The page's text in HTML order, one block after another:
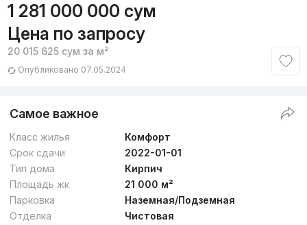
1 281 000 000 сум
Цена по запросу
20 015 625 сум за м²
Опубликовано 07.05.2024
Самое важное
Класс жилья
Комфорт
Срок сдачи
2022-01-01
Тип дома
Кирпич
Площадь жк
21 000 м²
Парковка
Наземная/Подземная
Отделка
Чистовая